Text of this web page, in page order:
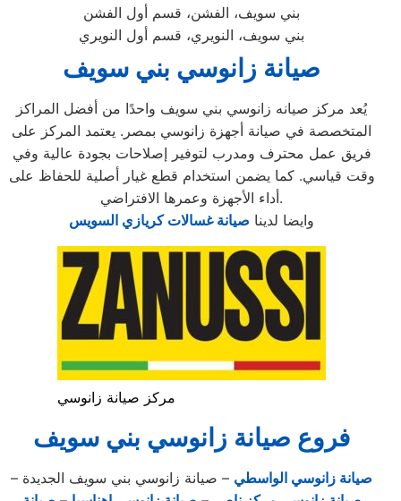
بني سويف، الفشن، قسم أول الفشن
بني سويف، النويري، قسم أول النويري
صيانة زانوسي بني سويف
يُعد مركز صيانه زانوسي بني سويف واحدًا من أفضل المراكز
المتخصصة في صيانة أجهزة زانوسي بمصر. يعتمد المركز على
فريق عمل محترف ومدرب لتوفير إصلاحات بجودة عالية وفي
وقت قياسي. كما يضمن استخدام قطع غيار أصلية للحفاظ على
أداء الأجهزة وعمرها الافتراضي.
وايضا لدينا صيانة غسالات كريازي السويس
مركز صيانة زانوسي
فروع صيانة زانوسي بني سويف
صيانة زانوسي الواسطي – صيانة زانوسي بني سويف الجديدة –